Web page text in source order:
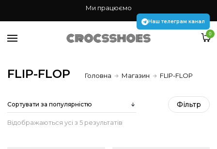
Ми працюємо
Наш телеграм канал
0
Чоловікам
Дітям
FLIP-FLOP Головна Магазин FLIP-FLOP
Фiльтр
Відображаються усі з 5 результатів